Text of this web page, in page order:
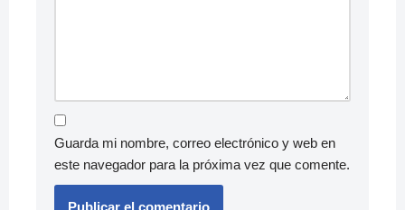
Guarda mi nombre, correo electrónico y web en
este navegador para la próxima vez que comente.